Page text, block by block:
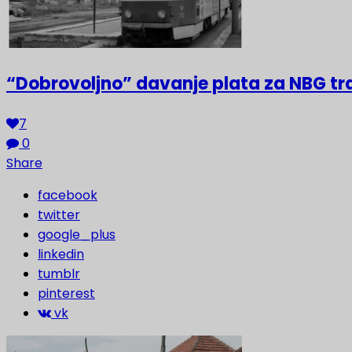
“Dobrovoljno” davanje plata za NBG
7
0
Share
facebook
twitter
google_plus
linkedin
tumblr
pinterest
vk